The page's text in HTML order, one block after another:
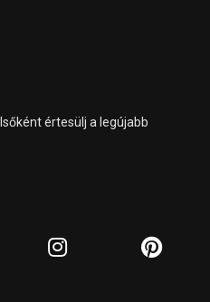
értesülj a legújabb